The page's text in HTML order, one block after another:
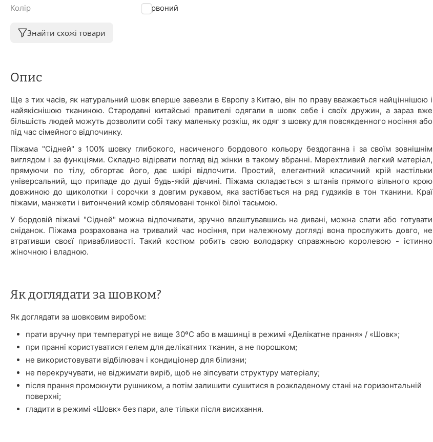
Колір
Червоний
Знайти схожі товари
Опис
Ще з тих часів, як натуральний шовк вперше завезли в Європу з Китаю, він по праву вважається найціннішою і
найякіснішою тканиною. Стародавні китайські правителі одягали в шовк себе і своїх дружин, а зараз вже
більшість людей можуть дозволити собі таку маленьку розкіш, як одяг з шовку для повсякденного носіння або
під час сімейного відпочинку.
Піжама "Сідней" з 100% шовку глибокого, насиченого бордового кольору бездоганна і за своїм зовнішнім
виглядом і за функціями. Складно відірвати погляд від жінки в такому вбранні. Мерехтливий легкий матеріал,
прямуючи по тілу, обгортає його, дає шкірі відпочити. Простий, елегантний класичний крій настільки
універсальний, що припаде до душі будь-якій дівчині. Піжама складається з штанів прямого вільного крою
довжиною до щиколотки і сорочки з довгим рукавом, яка застібається на ряд гудзиків в тон тканини. Краї
піжами, манжети і витончений комір облямовані тонкої білої тасьмою.
У бордовій піжамі "Сідней" можна відпочивати, зручно влаштувавшись на дивані, можна спати або готувати
сніданок. Піжама розрахована на тривалий час носіння, при належному догляді вона прослужить довго, не
втративши своєї привабливості. Такий костюм робить свою володарку справжньою королевою - істинно
жіночною і владною.
Як доглядати за шовком?
Як доглядати за шовковим виробом:
прати вручну при температурі не вище 30ºС або в машинці в режимі «Делікатне прання» / «Шовк»;
при пранні користуватися гелем для делікатних тканин, а не порошком;
не використовувати відбілювач і кондиціонер для білизни;
не перекручувати, не віджимати виріб, щоб не зіпсувати структуру матеріалу;
після прання промокнути рушником, а потім залишити сушитися в розкладеному стані на горизонтальній
поверхні;
гладити в режимі «Шовк» без пари, але тільки після висихання.